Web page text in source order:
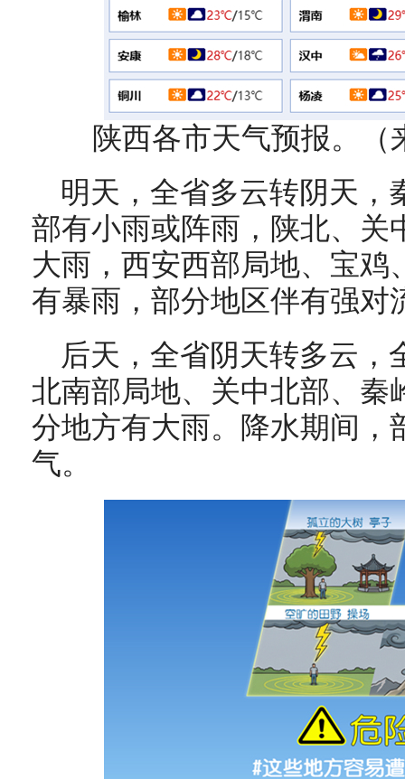
陕西各市天气预报。（
明天，全省多云转阴天，
部有小雨或阵雨，陕北、关
大雨，西安西部局地、宝鸡
有暴雨，部分地区伴有强对
后天，全省阴天转多云，
北南部局地、关中北部、秦
分地方有大雨。降水期间，
气。